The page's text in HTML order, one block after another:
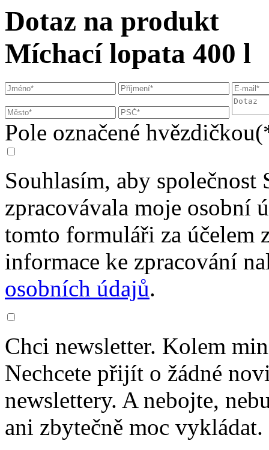
Dotaz na produkt
Míchací lopata 400 l
Pole označené
Souhlasím, aby společnost
zpracovávala moje osobní
tomto formuláři za účelem
informace ke zpracování
osobních údajů.
Chci newsletter. Kolem
Nechcete přijít o žádné
newslettery. A nebojte,
ani zbytečně moc vykládat.